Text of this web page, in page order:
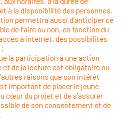
à la disponibilité des personnes.
permettra aussi d’anticiper ce
de faire ou non, en fonction du
à internet, des possibilités
la participation à une action
et de la lecture est obligatoire ou
raisons que son intérêt
important de placer le jeune
cœur du projet et de s’assurer
de son consentement et de